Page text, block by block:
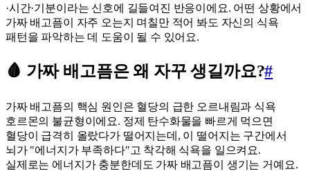
·시간·기분이라는 신호에 길들여진 반응이에요. 어떤 상황에서
가짜 배고픔이 자주 오는지 며칠만 적어 봐도 자신의 식욕
패턴을 파악하는 데 도움이 될 수 있어요.
🩸 가짜 배고픔은 왜 자꾸 생길까요?#
가짜 배고픔의 핵심 원인은 혈당의 급한 오르내림과 식욕
호르몬의 불균형이에요. 정제 탄수화물을 빠르게 먹으면
혈당이 급격히 올랐다가 떨어지는데, 이 떨어지는 구간에서
뇌가 "에너지가 부족하다"고 착각해 식욕을 일으켜요.
실제로는 에너지가 충분한데도 가짜 배고픔이 생기는 거예요.